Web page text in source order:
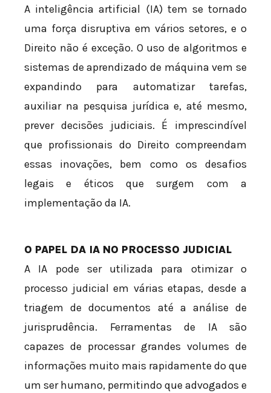
A inteligência artificial (IA) tem se tornado
uma força disruptiva em vários setores, e o
Direito não é exceção. O uso de algoritmos e
sistemas de aprendizado de máquina vem se
expandindo para automatizar tarefas,
auxiliar na pesquisa jurídica e, até mesmo,
prever decisões judiciais. É imprescindível
que profissionais do Direito compreendam
essas inovações, bem como os desafios
legais e éticos que surgem com a
implementação da IA.
O PAPEL DA IA NO PROCESSO JUDICIAL
A IA pode ser utilizada para otimizar o
processo judicial em várias etapas, desde a
triagem de documentos até a análise de
jurisprudência. Ferramentas de IA são
capazes de processar grandes volumes de
informações muito mais rapidamente do que
um ser humano, permitindo que advogados e